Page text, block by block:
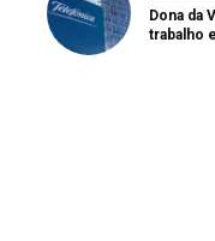
Dona da
trabalho